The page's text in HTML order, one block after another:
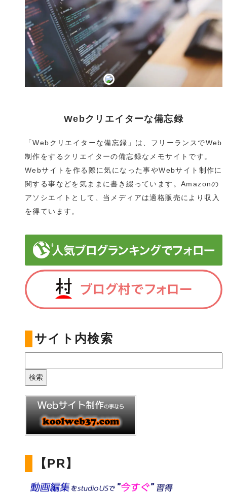
Webクリエイターな備忘録
「Webクリエイターな備忘録」は、フリーランスでWeb
制作をするクリエイターの備忘録なメモサイトです。
Webサイトを作る際に気になった事やWebサイト制作に
関する事などを気ままに書き綴っています。Amazonの
アソシエイトとして、当メディアは適格販売により収入
を得ています。
サイト内検索
【PR】